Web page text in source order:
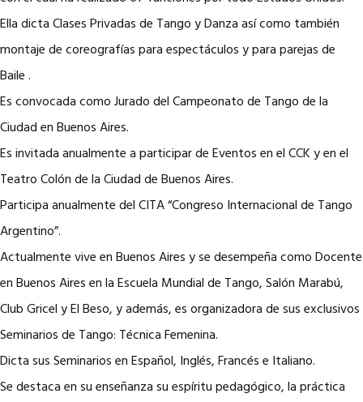
Ella dicta Clases Privadas de Tango y Danza así como también
montaje de coreografías para espectáculos y para parejas de
Baile .
Es convocada como Jurado del Campeonato de Tango de la
Ciudad en Buenos Aires.
Es invitada anualmente a participar de Eventos en el CCK y en el
Teatro Colón de la Ciudad de Buenos Aires.
Participa anualmente del CITA “Congreso Internacional de Tango
Argentino”.
Actualmente vive en Buenos Aires y se desempeña como Docente
en Buenos Aires en la Escuela Mundial de Tango, Salón Marabú,
Club Gricel y El Beso, y además, es organizadora de sus exclusivos
Seminarios de Tango: Técnica Femenina.
Dicta sus Seminarios en Español, Inglés, Francés e Italiano.
Se destaca en su enseñanza su espíritu pedagógico, la práctica